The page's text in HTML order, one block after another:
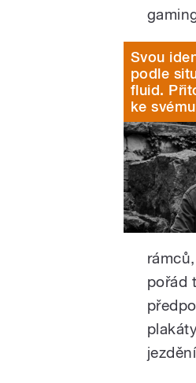
Svou
podle
fluid.
ke
pořád